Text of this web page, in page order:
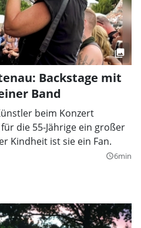
Backstage mit
Band
beim Konzert
die 55-Jährige ein großer
Kindheit ist sie ein Fan.
query_builder6min